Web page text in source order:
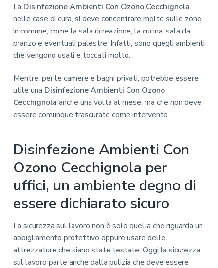
La Disinfezione Ambienti Con Ozono Cecchignola
nelle case di cura, si deve concentrare molto sulle zone
in comune, come la sala ricreazione, la cucina, sala da
pranzo e eventuali palestre. Infatti, sono quegli ambienti
che vengono usati e toccati molto.
Mentre, per le camere e bagni privati, potrebbe essere
utile una Disinfezione Ambienti Con Ozono
Cecchignola anche una volta al mese, ma che non deve
essere comunque trascurato come intervento.
Disinfezione Ambienti Con
Ozono Cecchignola per
uffici, un ambiente degno di
essere dichiarato sicuro
La sicurezza sul lavoro non è solo quella che riguarda un
abbigliamento protettivo oppure usare delle
attrezzature che siano state testate. Oggi la sicurezza
sul lavoro parte anche dalla pulizia che deve essere